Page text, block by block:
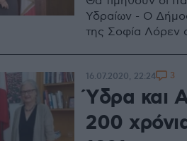
Υδραίων - Ο
της Σοφία Λόρεν
Ύδρα και
200
16.07.2020, 22:24 3